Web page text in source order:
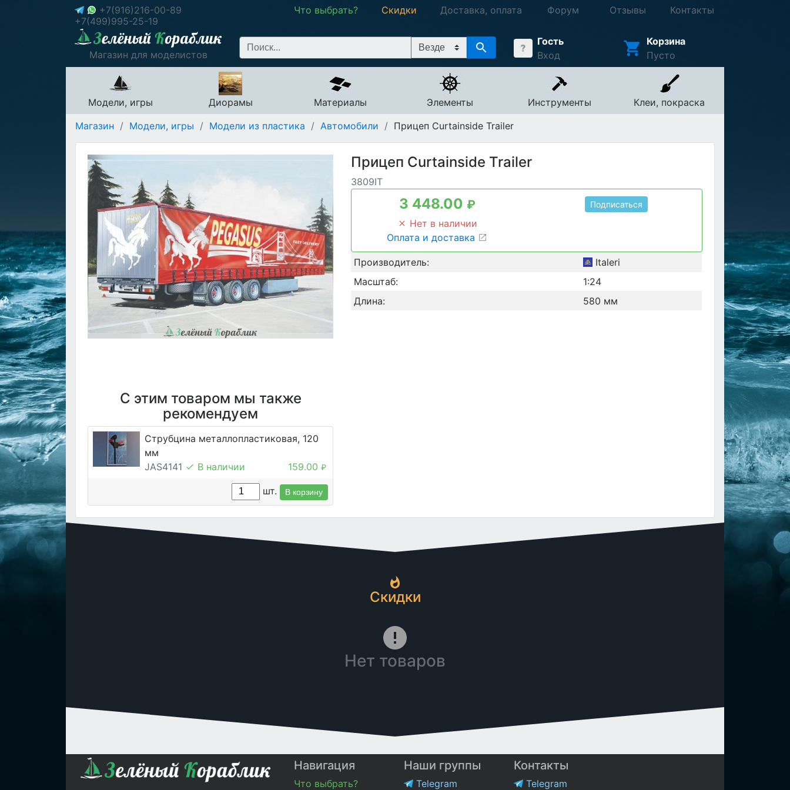
+7(916)216-00-89
+7(499)995-25-19
Что выбрать? Скидки Доставка, оплата Форум Отзывы Контакты
Магазин для моделистов
Гость
Вход
Корзина
Пусто
Модели, игры Диорамы Материалы Элементы Инструменты
Клеи, покраска
Магазин / Модели, игры / Модели из пластика / Автомобили / Прицеп Curtainside Trailer
Прицеп Curtainside Trailer
3809IT
3 448.00 ₽
Нет в наличии
Оплата и доставка
Подписаться
Производитель:
Italeri
Масштаб:
1:24
Длина:
580 мм
С этим товаром мы также
рекомендуем
Струбцина металлопластиковая, 120
мм
JAS4141
В наличии 159.00₽
шт. В корзину
Скидки
Нет товаров
Навигация
Что выбрать?
Наши группы
Telegram
Контакты
Telegram